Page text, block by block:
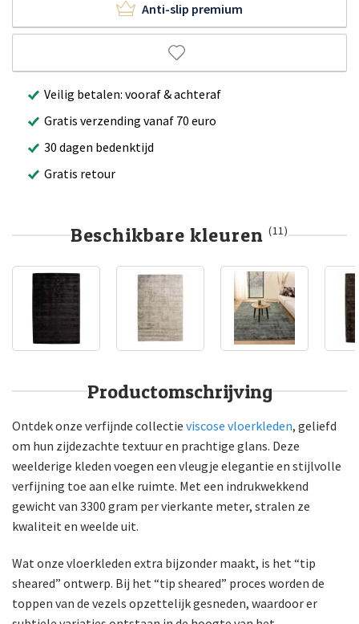
Anti-slip premium
Veilig betalen: vooraf & achteraf
Gratis verzending vanaf 70 euro
30 dagen bedenktijd
Gratis retour
Beschikbare kleuren (11)
Productomschrijving
Ontdek onze verfijnde collectie viscose vloerkleden, geliefd
om hun zijdezachte textuur en prachtige glans. Deze
weelderige kleden voegen een vleugje elegantie en stijlvolle
verfijning toe aan elke ruimte. Met een indrukwekkend
gewicht van 3300 gram per vierkante meter, stralen ze
kwaliteit en weelde uit.
Wat onze vloerkleden extra bijzonder maakt, is het “tip
sheared” ontwerp. Bij het “tip sheared” proces worden de
toppen van de vezels opzettelijk gesneden, waardoor er